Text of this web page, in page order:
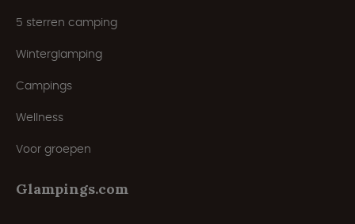
5 sterren camping
Winterglamping
Campings
Wellness
Voor groepen
Glampings.com